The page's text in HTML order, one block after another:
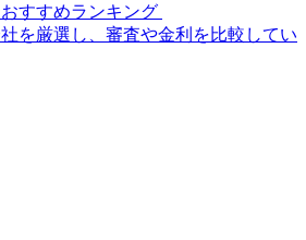
すすめランキング
を厳選し、審査や金利を比較してい